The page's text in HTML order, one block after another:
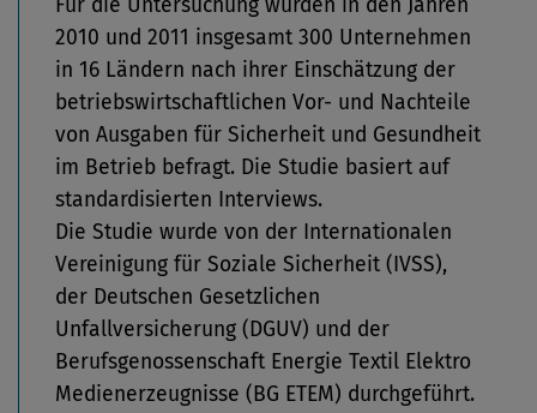
Für die Untersuchung wurden in den Jahren
2010 und 2011 insgesamt 300 Unternehmen
in 16 Ländern nach ihrer Einschätzung der
betriebswirtschaftlichen Vor- und Nachteile
von Ausgaben für Sicherheit und Gesundheit
im Betrieb befragt. Die Studie basiert auf
standardisierten Interviews.
Die Studie wurde von der Internationalen
Vereinigung für Soziale Sicherheit (IVSS),
der Deutschen Gesetzlichen
Unfallversicherung (DGUV) und der
Berufsgenossenschaft Energie Textil Elektro
Medienerzeugnisse (BG ETEM) durchgeführt.